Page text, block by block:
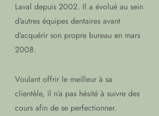
Laval depuis 2002. Il a évolué au sein
d’autres équipes dentaires avant
d’acquérir son propre bureau en mars
2008.
Voulant offrir le meilleur à sa
clientèle, il n’a pas hésité à suivre des
cours afin de se perfectionner.